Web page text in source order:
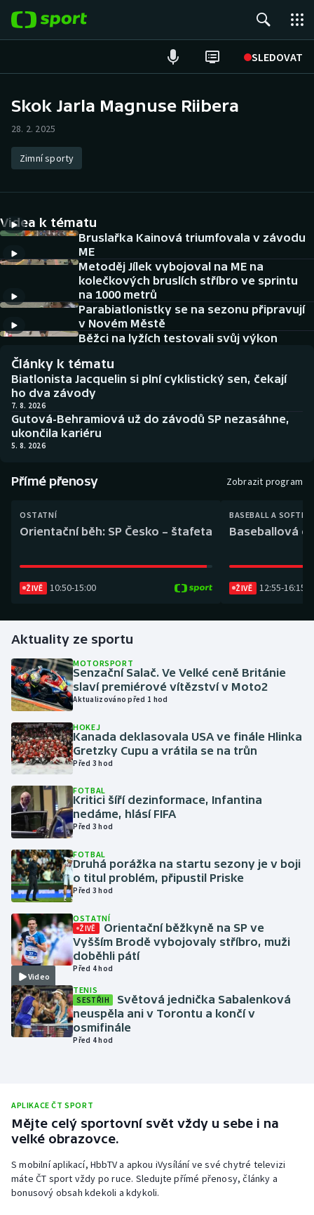
SLEDOVAT
Hokej
Tenis
Atletika
Cyklistika
DALŠÍ SPORTY
Americký fotbal
Baseball a softbal
Basketbal
Biatlon
Boby a skeleton
Dostihy
Futsal
Gymnastika
Házená
Jezdectví
Judo
Krasobruslení
Lezení
Lyže a snowboard
Moderní pětiboj
Motorsport
Olympijské hry
Parasport
Plavání
Ragby
Rychlobruslení
Rychlostní kanoistika
Short track
NEPŘEHLÉDNĚTE
Historické návraty
Aplikace ČT sport
AZ kvíz
Skok Jarla Magnuse Riibera
28. 2. 2025
Zimní sporty
Videa k tématu
Bruslařka Kainová triumfovala v závodu
ME
Metoděj Jílek vybojoval na ME na
kolečkových bruslích stříbro ve sprintu
na 1000 metrů
Parabiatlonistky se na sezonu připravují
v Novém Městě
Běžci na lyžích testovali svůj výkon
Články k tématu
Biatlonista Jacquelin si plní cyklistický sen, čekají
ho dva závody
7. 8. 2026
Gutová-Behramiová už do závodů SP nezasáhne,
ukončila kariéru
5. 8. 2026
Přímé přenosy Zobrazit program
OSTATNÍ
Orientační běh: SP Česko – štafeta
ŽIVĚ 10:50-15:00
BASEBALL A
Baseballová
ŽIVĚ 12:55-16:15
Aktuality ze sportu
MOTORSPORT
Senzační Salač. Ve Velké ceně Británie
slaví premiérové vítězství v Moto2
Aktualizováno před 1 hod
HOKEJ
Kanada deklasovala USA ve finále Hlinka
Gretzky Cupu a vrátila se na trůn
Před 3 hod
FOTBAL
Kritici šíří dezinformace, Infantina
nedáme, hlásí FIFA
Před 3 hod
FOTBAL
Druhá porážka na startu sezony je v boji
o titul problém, připustil Priske
Před 3 hod
Video
OSTATNÍ
ŽIVĚ
Orientační běžkyně na SP ve
Vyšším Brodě vybojovaly stříbro, muži
doběhli pátí
Před 4 hod
TENIS
SESTŘIH
Světová jednička Sabalenková
neuspěla ani v Torontu a končí v
osmifinále
Před 4 hod
APLIKACE ČT SPORT
Mějte celý sportovní svět vždy u sebe i na
velké obrazovce.
S mobilní aplikací, HbbTV a apkou iVysílání ve své chytré televizi
máte ČT sport vždy po ruce. Sledujte přímé přenosy, články a
bonusový obsah kdekoli a kdykoli.